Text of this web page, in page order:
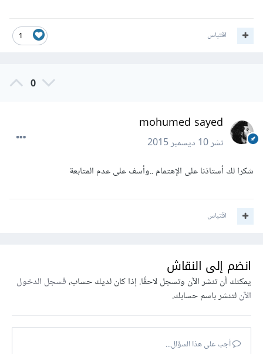
1 اقتباس
0
mohumed sayed
نشر10 ديسمبر 2015
شكرا لك أستاذنا على الإهتمام ..وأسف على عدم المتابعة
اقتباس
انضم إلى النقاش
يمكنك أن تنشر الآن وتسجل لاحقًا. إذا كان لديك حساب،فسجل الدخول
الآنلتنشر باسم حسابك.
أجب على هذا السؤال...